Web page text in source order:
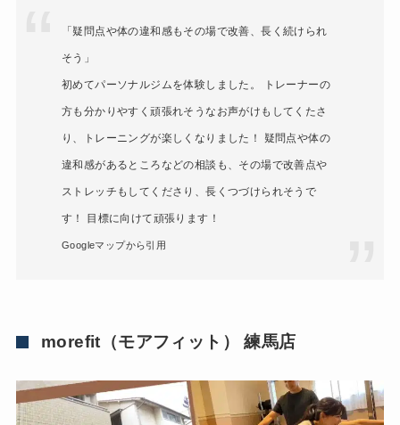
「疑問点や体の違和感もその場で改善、長く続けられ
そう」
初めてパーソナルジムを体験しました。 トレーナーの
方も分かりやすく頑張れそうなお声がけもしてくたさ
り、トレーニングが楽しくなりました！ 疑問点や体の
違和感があるところなどの相談も、その場で改善点や
ストレッチもしてくださり、長くつづけられそうで
す！ 目標に向けて頑張ります！
Googleマップから引用
morefit（モアフィット） 練馬店